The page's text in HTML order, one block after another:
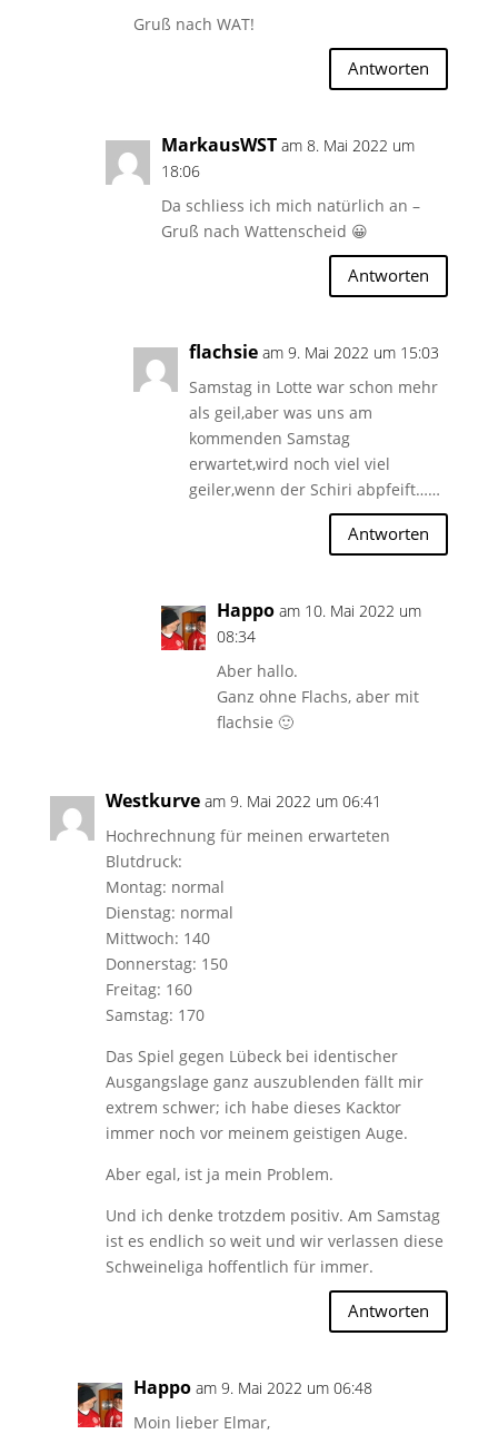
Gruß nach WAT!
Antworten
MarkausWST am 8. Mai 2022 um
18:06
Da schliess ich mich natürlich an –
Gruß nach Wattenscheid 😀
Antworten
flachsie am 9. Mai 2022 um 15:03
Samstag in Lotte war schon mehr
als geil,aber was uns am
kommenden Samstag
erwartet,wird noch viel viel
geiler,wenn der Schiri abpfeift……
Antworten
Happo am 10. Mai 2022 um
08:34
Aber hallo.
Ganz ohne Flachs, aber mit
flachsie 🙂
Westkurve am 9. Mai 2022 um 06:41
Hochrechnung für meinen erwarteten
Blutdruck:
Montag: normal
Dienstag: normal
Mittwoch: 140
Donnerstag: 150
Freitag: 160
Samstag: 170
Das Spiel gegen Lübeck bei identischer
Ausgangslage ganz auszublenden fällt mir
extrem schwer; ich habe dieses Kacktor
immer noch vor meinem geistigen Auge.
Aber egal, ist ja mein Problem.
Und ich denke trotzdem positiv. Am Samstag
ist es endlich so weit und wir verlassen diese
Schweineliga hoffentlich für immer.
Antworten
Happo am 9. Mai 2022 um 06:48
Moin lieber Elmar,